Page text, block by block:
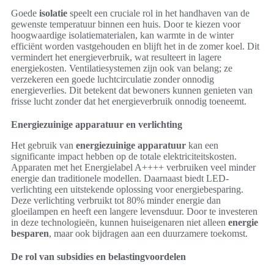
Goede isolatie speelt een cruciale rol in het handhaven van de
gewenste temperatuur binnen een huis. Door te kiezen voor
hoogwaardige isolatiematerialen, kan warmte in de winter
efficiënt worden vastgehouden en blijft het in de zomer koel. Dit
vermindert het energieverbruik, wat resulteert in lagere
energiekosten. Ventilatiesystemen zijn ook van belang; ze
verzekeren een goede luchtcirculatie zonder onnodig
energieverlies. Dit betekent dat bewoners kunnen genieten van
frisse lucht zonder dat het energieverbruik onnodig toeneemt.
Energiezuinige apparatuur en verlichting
Het gebruik van energiezuinige apparatuur kan een
significante impact hebben op de totale elektriciteitskosten.
Apparaten met het Energielabel A++++ verbruiken veel minder
energie dan traditionele modellen. Daarnaast biedt LED-
verlichting een uitstekende oplossing voor energiebesparing.
Deze verlichting verbruikt tot 80% minder energie dan
gloeilampen en heeft een langere levensduur. Door te investeren
in deze technologieën, kunnen huiseigenaren niet alleen energie
besparen, maar ook bijdragen aan een duurzamere toekomst.
De rol van subsidies en belastingvoordelen